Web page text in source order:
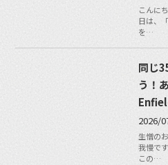
こんに
日は、
を…
同じ
う！
2026/
生憎の
我慢で
この…